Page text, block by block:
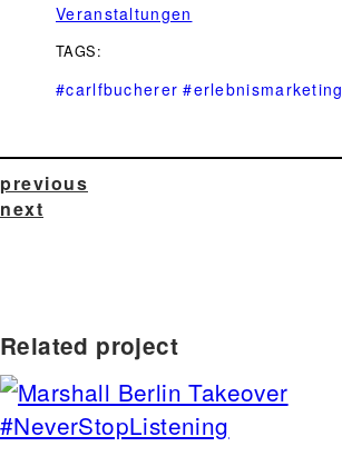
Veranstaltungen
TAGS:
#carlfbucherer #erlebnismarketing
previous
next
Related project